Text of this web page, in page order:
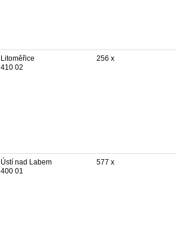
Litoměřice
410 02
256 x
Ústí nad Labem
400 01
577 x